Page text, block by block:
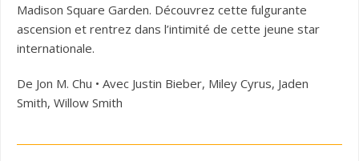
Madison Square Garden. Découvrez cette fulgurante
ascension et rentrez dans l’intimité de cette jeune star
internationale.
De Jon M. Chu • Avec Justin Bieber, Miley Cyrus, Jaden
Smith, Willow Smith